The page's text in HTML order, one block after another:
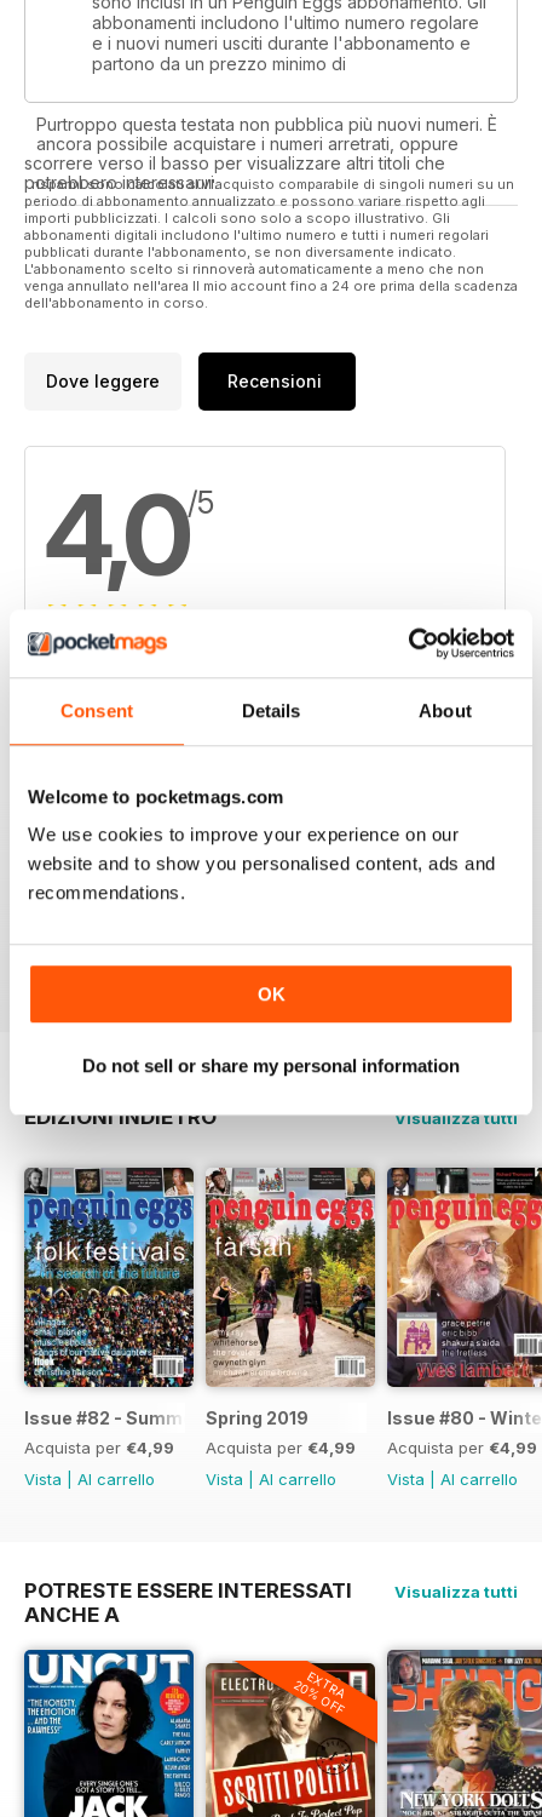
Consent Details About
Welcome to pocketmags.com
We use cookies to improve your experience on our
website and to show you personalised content, ads and
recommendations.
OK
Do not sell or share my personal information
abbonamenti includono l'ultimo numero regolare
e i nuovi numeri usciti durante l'abbonamento e
partono da un prezzo minimo di
Purtroppo questa testata non pubblica più nuovi numeri. È
ancora possibile acquistare i numeri arretrati, oppure
scorrere verso il basso per visualizzare altri titoli che
potrebbero interessarvi.
I risparmi sono calcolati sull'acquisto comparabile di singoli numeri su un
periodo di abbonamento annualizzato e possono variare rispetto agli
importi pubblicizzati. I calcoli sono solo a scopo illustrativo. Gli
abbonamenti digitali includono l'ultimo numero e tutti i numeri regolari
pubblicati durante l'abbonamento, se non diversamente indicato.
L'abbonamento scelto si rinnoverà automaticamente a meno che non
venga annullato nell'area Il mio account fino a 24 ore prima della scadenza
dell'abbonamento in corso.
Dove leggere Recensioni
4,0/5
Basato su 1 Recensioni dei clienti
0
4 1
2
1 0
VISUALIZZA LE RECENSIONI
EDIZIONI INDIETRO Visualizza tutti
Issue #82 - Summer 2019
Acquista per €4,99
Vista
Al carrello
Spring 2019
Acquista per €4,99
Vista
Al carrello
Issue #80 -
Acquista per €4,99
Vista
Al carrello
POTRESTE ESSERE INTERESSATI
ANCHE A
Visualizza tutti
EXTRA
20% OFF